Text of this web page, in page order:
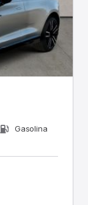
Gasolina